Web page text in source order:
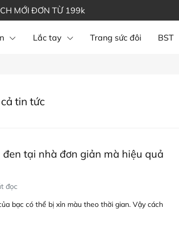
MỚI ĐƠN TỪ 199k
Lắc tay Trang sức đôi BST
tin tức
tại nhà đơn giản mà hiệu quả
đọc
bạc có thể bị xỉn màu theo thời gian. Vậy cách